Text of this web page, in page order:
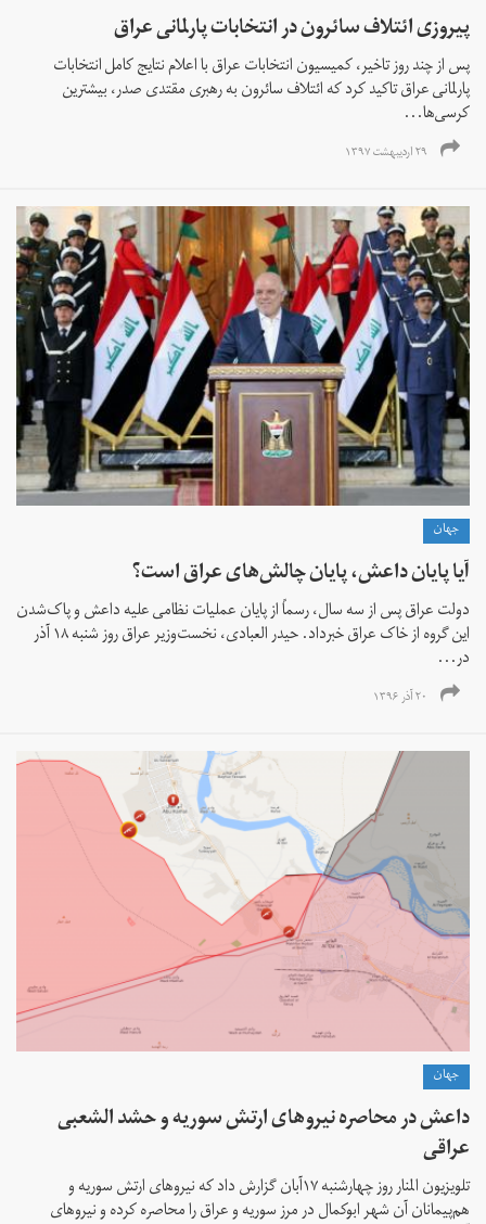
پیروزی ائتلاف سائرون در انتخابات پارلمانی عراق
پس از چند روز تاخیر، کمیسیون انتخابات عراق با اعلام نتایج کامل انتخابات
پارلمانی عراق تاکید کرد که ائتلاف سائرون به رهبری مقتدی صدر، بیشترین
کرسی‌ها...
۲۹ اردیبهشت ۱۳۹۷
جهان
آیا پایان داعش، پایان چالش‌های عراق است؟
دولت عراق پس از سه سال، رسماً از پایان عملیات نظامی علیه داعش و پاک‌شدن
این گروه از خاک عراق خبر‌داد. حیدر العبادی، نخست‌وزیر عراق روز شنبه ۱۸ آذر
در...
۲۰ آذر ۱۳۹۶
جهان
داعش در محاصره نیروهای ارتش سوریه و حشد الشعبی
عراقی
تلویزیون المنار روز چهارشنبه ۱۷آبان گزارش داد که نیروهای ارتش سوریە و
هم‌پیمانان آن شهر ابوکمال در مرز سوریە و عراق را محاصرە کردە و نیروهای